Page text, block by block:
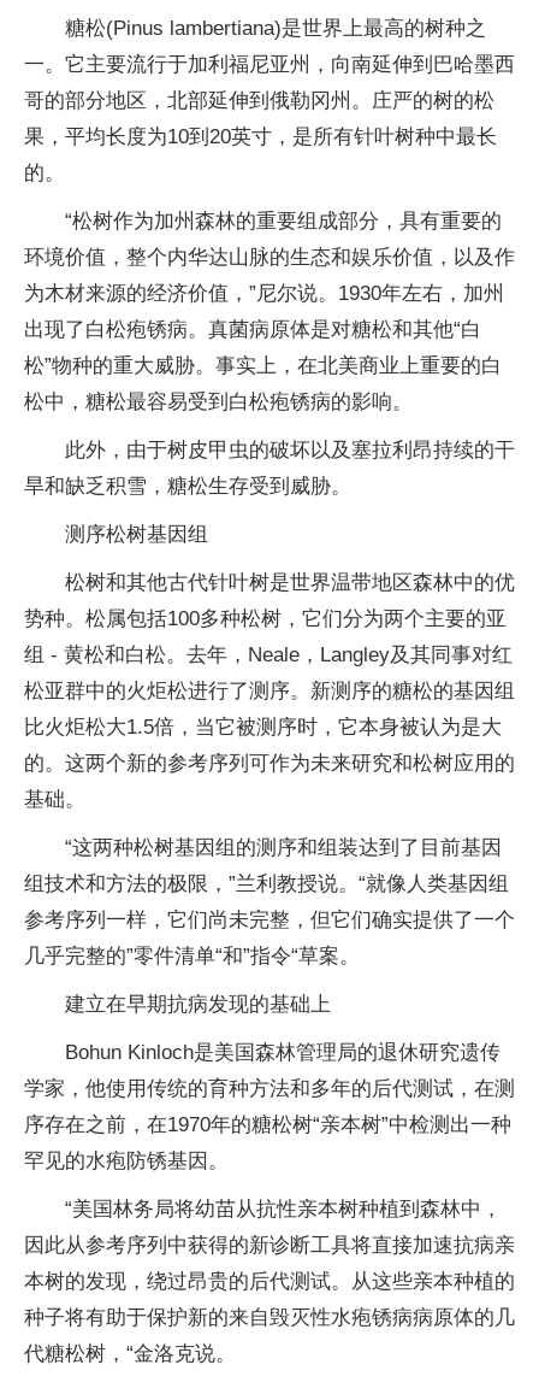
糖松(Pinus lambertiana)是世界上最高的树种之
一。它主要流行于加利福尼亚州，向南延伸到巴哈墨西
哥的部分地区，北部延伸到俄勒冈州。庄严的树的松
果，平均长度为10到20英寸，是所有针叶树种中最长
的。
“松树作为加州森林的重要组成部分，具有重要的
环境价值，整个内华达山脉的生态和娱乐价值，以及作
为木材来源的经济价值，”尼尔说。1930年左右，加州
出现了白松疱锈病。真菌病原体是对糖松和其他“白
松”物种的重大威胁。事实上，在北美商业上重要的白
松中，糖松最容易受到白松疱锈病的影响。
此外，由于树皮甲虫的破坏以及塞拉利昂持续的干
旱和缺乏积雪，糖松生存受到威胁。
测序松树基因组
松树和其他古代针叶树是世界温带地区森林中的优
势种。松属包括100多种松树，它们分为两个主要的亚
组 - 黄松和白松。去年，Neale，Langley及其同事对红
松亚群中的火炬松进行了测序。新测序的糖松的基因组
比火炬松大1.5倍，当它被测序时，它本身被认为是大
的。这两个新的参考序列可作为未来研究和松树应用的
基础。
“这两种松树基因组的测序和组装达到了目前基因
组技术和方法的极限，”兰利教授说。“就像人类基因组
参考序列一样，它们尚未完整，但它们确实提供了一个
几乎完整的”零件清单“和”指令“草案。
建立在早期抗病发现的基础上
Bohun Kinloch是美国森林管理局的退休研究遗传
学家，他使用传统的育种方法和多年的后代测试，在测
序存在之前，在1970年的糖松树“亲本树”中检测出一种
罕见的水疱防锈基因。
“美国林务局将幼苗从抗性亲本树种植到森林中，
因此从参考序列中获得的新诊断工具将直接加速抗病亲
本树的发现，绕过昂贵的后代测试。从这些亲本种植的
种子将有助于保护新的来自毁灭性水疱锈病病原体的几
代糖松树，“金洛克说。